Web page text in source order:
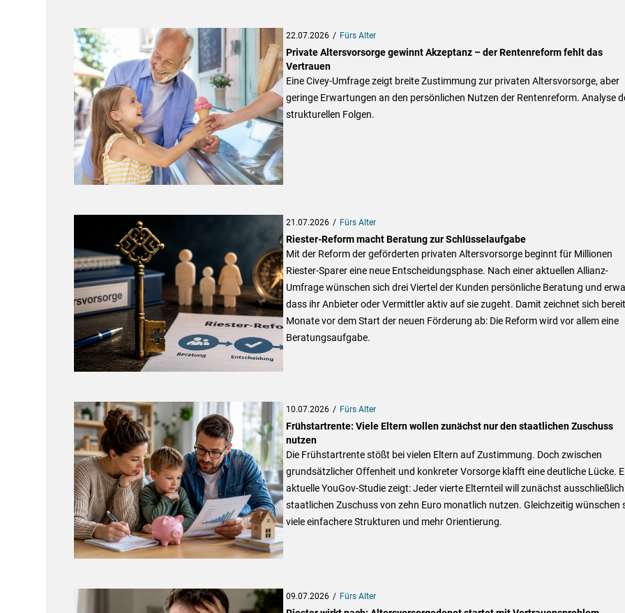
22.07.2026 Fürs Alter
Private Altersvorsorge gewinnt Akzeptanz – der Rentenreform fehlt das
Vertrauen
Eine Civey-Umfrage zeigt breite Zustimmung zur privaten Altersvorsorge, aber
geringe Erwartungen an den persönlichen Nutzen der Rentenreform. Analyse
strukturellen Folgen.
21.07.2026 Fürs Alter
Riester-Reform macht Beratung zur Schlüsselaufgabe
Mit der Reform der geförderten privaten Altersvorsorge beginnt für Millionen
Riester-Sparer eine neue Entscheidungsphase. Nach einer aktuellen Allianz-
Umfrage wünschen sich drei Viertel der Kunden persönliche Beratung und
dass ihr Anbieter oder Vermittler aktiv auf sie zugeht. Damit zeichnet sich
Monate vor dem Start der neuen Förderung ab: Die Reform wird vor allem eine
Beratungsaufgabe.
10.07.2026 Fürs Alter
Frühstartrente: Viele Eltern wollen zunächst nur den staatlichen Zuschuss
nutzen
Die Frühstartrente stößt bei vielen Eltern auf Zustimmung. Doch zwischen
grundsätzlicher Offenheit und konkreter Vorsorge klafft eine deutliche Lücke.
aktuelle YouGov-Studie zeigt: Jeder vierte Elternteil will zunächst
staatlichen Zuschuss von zehn Euro monatlich nutzen. Gleichzeitig wünschen
viele einfachere Strukturen und mehr Orientierung.
09.07.2026 Fürs Alter